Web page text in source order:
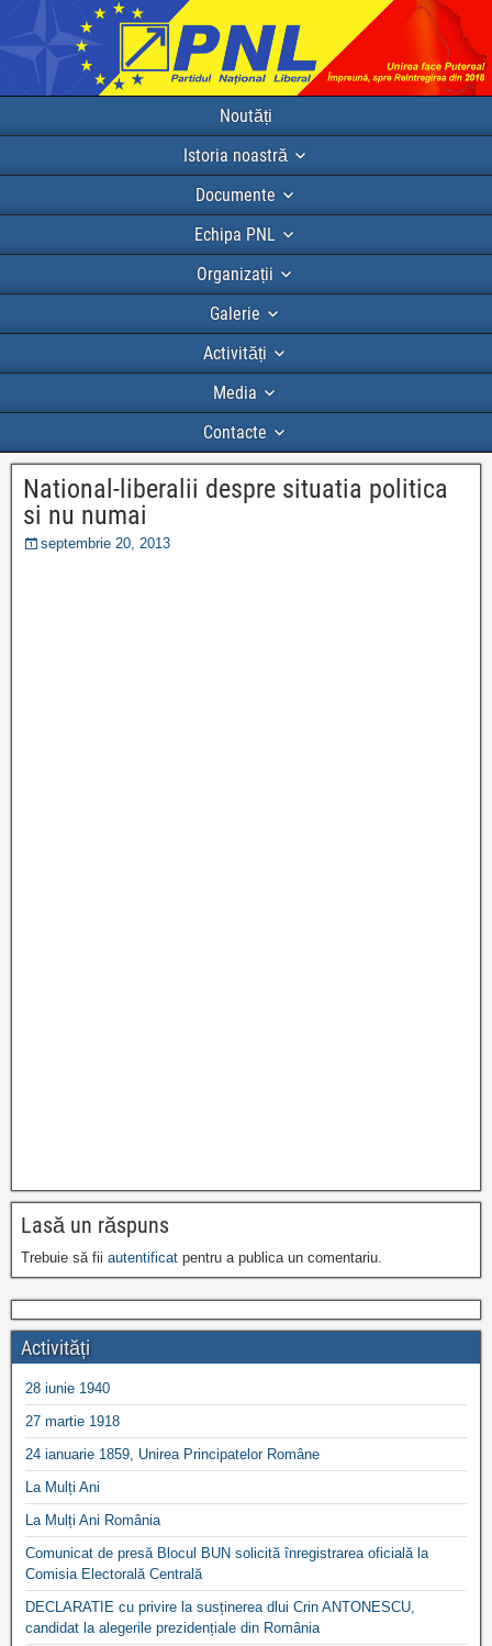
Noutăți
Istoria noastră
Documente
Echipa PNL
Organizații
Galerie
Activități
Media
Contacte
National-liberalii despre situatia politica
si nu numai
septembrie 20, 2013
Lasă un răspuns
Trebuie să fii autentificat pentru a publica un comentariu.
Activități
28 iunie 1940
27 martie 1918
24 ianuarie 1859, Unirea Principatelor Române
La Mulți Ani
La Mulți Ani România
Comunicat de presă Blocul BUN solicită înregistrarea oficială la
Comisia Electorală Centrală
DECLARATIE cu privire la susținerea dlui Crin ANTONESCU,
candidat la alegerile prezidențiale din România